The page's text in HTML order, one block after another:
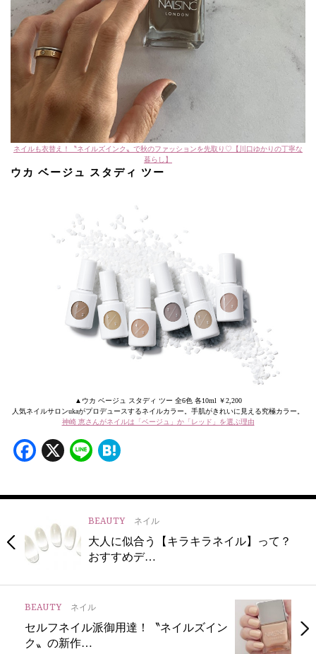
ネイルも衣替え！〝ネイルズインク〟で秋のファッションを先取り♡【川口ゆかりの丁寧な
暮らし】
ウカ ベージュ スタディ ツー
▲ウカ ベージュ スタディ ツー 全6色 各10ml ￥2,200
人気ネイルサロンukaがプロデュースするネイルカラー。手肌がきれいに見える究極カラー。
神崎 恵さんがネイルは「ベージュ」か「レッド」を選ぶ理由
Facebook
X Line
BEAUTY ネイル
大人に似合う【キラキラネイル】って？
おすすめデ…
BEAUTY ネイル
セルフネイル派御用達！〝ネイルズイン
ク〟の新作…